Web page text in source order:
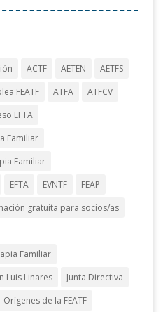
ACTF AETEN
AETFS
FEATF ATFA
ATFCV
EFTA
Familiar
Familiar
EFTA EVNTF
FEAP
gratuita para socios/as
Familiar
Luis Linares
Junta Directiva
Orígenes de la FEATF